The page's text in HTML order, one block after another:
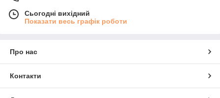
Сьогодні вихідний
Показати весь графік роботи
Про нас
Контакти